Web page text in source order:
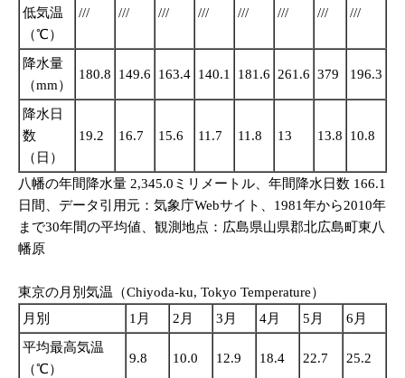
低気温
（℃）
/// /// /// /// /// /// /// ///
降水量
（mm）
180.8 149.6 163.4 140.1 181.6 261.6 379 196.3
降水日
数
（日）
19.2 16.7 15.6 11.7 11.8 13 13.8 10.8
八幡の年間降水量 2,345.0ミリメートル、年間降水日数 166.1
日間、データ引用元：気象庁Webサイト、1981年から2010年
まで30年間の平均値、観測地点：広島県山県郡北広島町東八
幡原
東京の月別気温（Chiyoda-ku, Tokyo Temperature）
月別
1月 2月 3月 4月 5月
6月
平均最高気温
（℃）
9.8 10.0 12.9 18.4 22.7 25.2